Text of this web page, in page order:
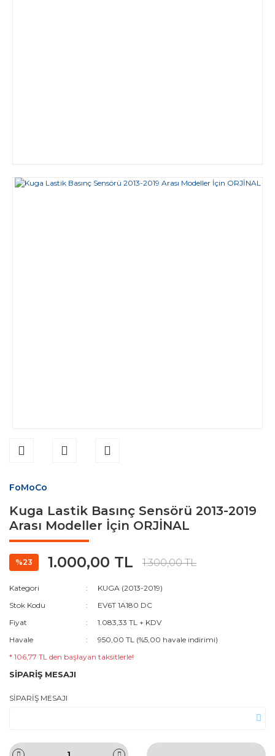
FoMoCo
Kuga Lastik Basınç Sensörü 2013-2019
Arası Modeller İçin ORJİNAL
%23 1.000,00 TL 1.300,00 TL
Kategori
KUGA (2013-2019)
Stok Kodu
EV6T 1A180 DC
Fiyat
1.083,33 TL + KDV
Havale
950,00 TL (%5,00 havale indirimi)
* 106,77 TL den başlayan taksitlerle!
SİPARİŞ MESAJI
SİPARİŞ MESAJI